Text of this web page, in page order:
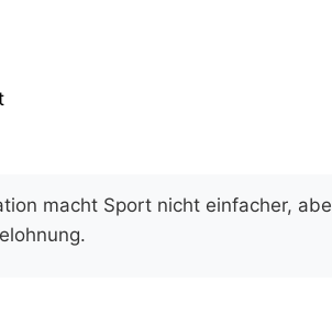
macht Sport nicht einfacher,